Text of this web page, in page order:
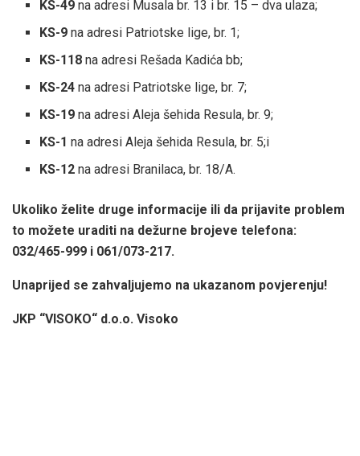
KS-49na adresi Musala br. 13 i br. 15 – dva ulaza;
KS-9na adresi Patriotske lige, br. 1;
KS-118na adresi Rešada Kadića bb;
KS-24na adresi Patriotske lige, br. 7;
KS-19na adresi Aleja šehida Resula, br. 9;
KS-1na adresi Aleja šehida Resula, br. 5;i
KS-12na adresi Branilaca, br. 18/A.
Ukoliko želite druge informacije ili da prijavite problem
to možete uraditi na dežurne brojeve telefona:
032/465-999 i 061/073-217.
Unaprijed se zahvaljujemo na ukazanom povjerenju!
JKP “VISOKO“ d.o.o. Visoko